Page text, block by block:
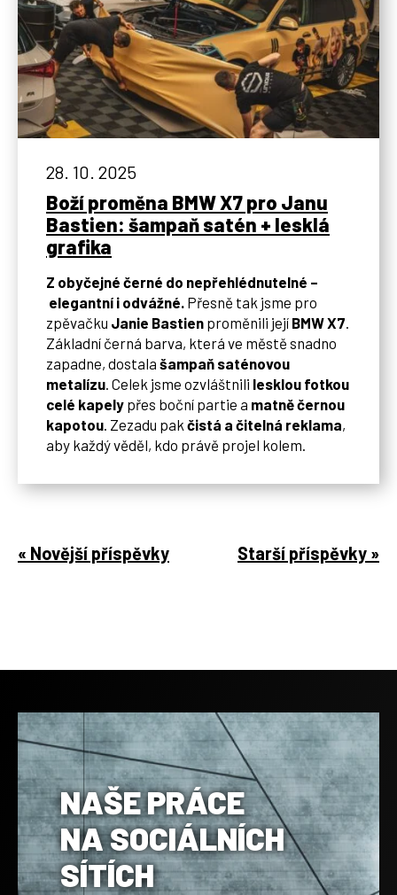
28. 10. 2025
Boží proměna BMW X7 pro Janu
Bastien: šampaň satén + lesklá
grafika
Z obyčejné černé do nepřehlédnutelné –
elegantní i odvážné. Přesně tak jsme pro
zpěvačku Janie Bastien proměnili její BMW X7.
Základní černá barva, která ve městě snadno
zapadne, dostala šampaň saténovou
metalízu. Celek jsme ozvláštnili lesklou fotkou
celé kapely přes boční partie a matně černou
kapotou. Zezadu pak čistá a čitelná reklama,
aby každý věděl, kdo právě projel kolem.
« Novější příspěvky Starší příspěvky »
NAŠE PRÁCE
NA SOCIÁLNÍCH
SÍTÍCH